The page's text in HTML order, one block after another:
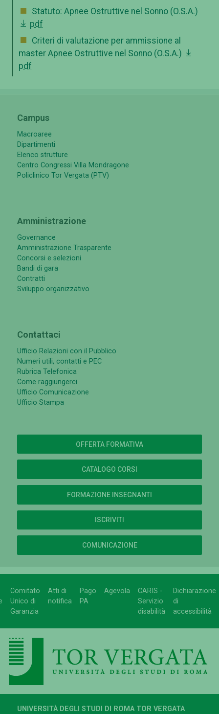
Statuto: Apnee Ostruttive nel Sonno (O.S.A.)
pdf
Criteri di valutazione per ammissione al
master Apnee Ostruttive nel Sonno (O.S.A.)
pdf
Campus
Macroaree
Dipartimenti
Elenco strutture
Centro Congressi Villa Mondragone
Policlinico Tor Vergata (PTV)
Amministrazione
Governance
Amministrazione Trasparente
Concorsi e selezioni
Bandi di gara
Contratti
Sviluppo organizzativo
Contattaci
Ufficio Relazioni con il Pubblico
Numeri utili, contatti e PEC
Rubrica Telefonica
Come raggiungerci
Ufficio Comunicazione
Ufficio Stampa
OFFERTA FORMATIVA
CATALOGO CORSI
FORMAZIONE INSEGNANTI
ISCRIVITI
COMUNICAZIONE
Comitato
Unico di
Garanzia
Atti di
notifica
Pago
PA
Agevola
CARIS -
Servizio
disabilità
Dichiarazione
di
accessibilità
UNIVERSITÀ DEGLI STUDI DI ROMA TOR VERGATA